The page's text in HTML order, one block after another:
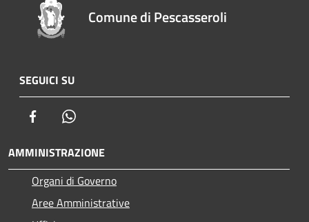
Comune di Pescasseroli
SEGUICI SU
Facebook
AMMINISTRAZIONE
Organi di Governo
Aree Amministrative